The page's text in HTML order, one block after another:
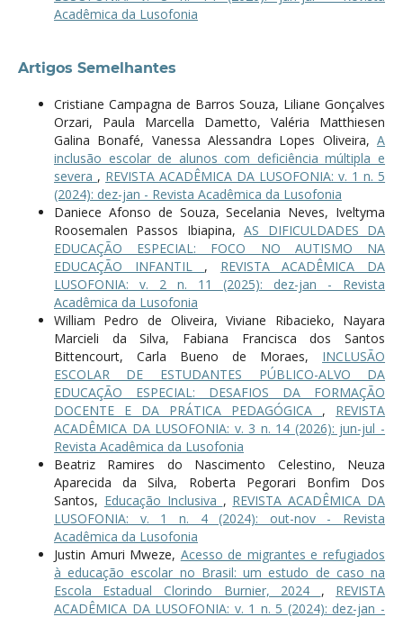
Acadêmica da Lusofonia
Artigos Semelhantes
Cristiane Campagna de Barros Souza, Liliane Gonçalves
Orzari, Paula Marcella Dametto, Valéria Matthiesen
Galina Bonafé, Vanessa Alessandra Lopes Oliveira,A
inclusão escolar de alunos com deficiência múltipla e
severa , REVISTA ACADÊMICA DA LUSOFONIA: v. 1 n. 5
(2024): dez-jan - Revista Acadêmica da Lusofonia
Daniece Afonso de Souza, Secelania Neves, Iveltyma
Roosemalen Passos Ibiapina,AS DIFICULDADES DA
EDUCAÇÃO ESPECIAL: FOCO NO AUTISMO NA
EDUCAÇÃO INFANTIL , REVISTA ACADÊMICA DA
LUSOFONIA: v. 2 n. 11 (2025): dez-jan - Revista
Acadêmica da Lusofonia
William Pedro de Oliveira, Viviane Ribacieko, Nayara
Marcieli da Silva, Fabiana Francisca dos Santos
Bittencourt, Carla Bueno de Moraes, INCLUSÃO
ESCOLAR DE ESTUDANTES PÚBLICO-ALVO DA
EDUCAÇÃO ESPECIAL: DESAFIOS DA FORMAÇÃO
DOCENTE E DA PRÁTICA PEDAGÓGICA , REVISTA
ACADÊMICA DA LUSOFONIA: v. 3 n. 14 (2026): jun-jul -
Revista Acadêmica da Lusofonia
Beatriz Ramires do Nascimento Celestino, Neuza
Aparecida da Silva, Roberta Pegorari Bonfim Dos
Santos, Educação Inclusiva , REVISTA ACADÊMICA DA
LUSOFONIA: v. 1 n. 4 (2024): out-nov - Revista
Acadêmica da Lusofonia
Justin Amuri Mweze, Acesso de migrantes e refugiados
à educação escolar no Brasil: um estudo de caso na
Escola Estadual Clorindo Burnier, 2024 , REVISTA
ACADÊMICA DA LUSOFONIA: v. 1 n. 5 (2024): dez-jan -